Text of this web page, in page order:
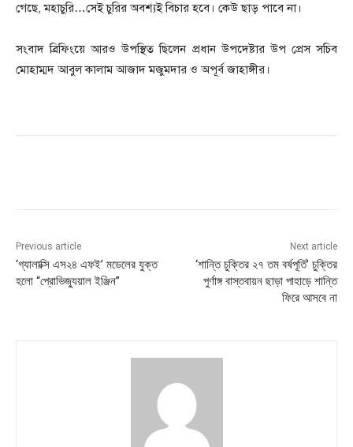
গেছে, মহাচুরি…সেই চুরির অবশ্যই বিচার হবে। কেউ ছাড় পাবে না।
সংবাদ ব্রিফিংয়ে আরও উপস্থিত ছিলেন প্রধান উপদেষ্টার উপ প্রেস সচিব
মোহাম্মদ আবুল কালাম আজাদ মজুমদার ও অপূর্ব জাহাঙ্গীর।
Previous article
‘গ্যালাক্সি এস২৪ এফই’ মডেলের যুক্ত
হলো “প্রোভিজ্যুয়াল ইঞ্জিন”
Next article
‘শান্তি চুক্তির ২৭ তম বর্ষপূর্তি’ চুক্তির
পুর্ণাঙ্গ বাস্তবায়ন ছাড়া পাহাড়ে শান্তি
ফিরে আসবে না